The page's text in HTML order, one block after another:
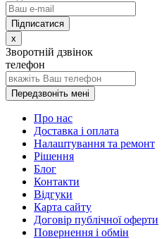
x
Зворотній дзвінок
телефон
Передзвоніть мені
Про нас
Доставка і оплата
Налаштування та ремонт
Рішення
Блог
Контакти
Відгуки
Карта сайту
Договір публічної оферти
Повернення і обмін